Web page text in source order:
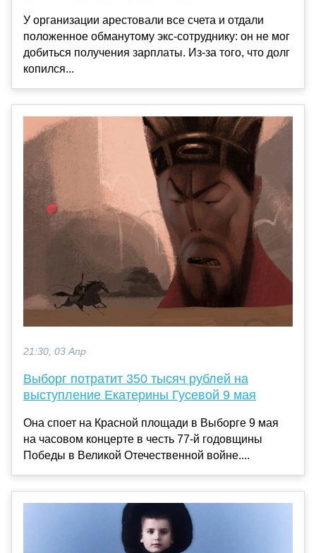
У организации арестовали все счета и отдали
положенное обманутому экс-сотруднику: он не мог
добиться получения зарплаты. Из-за того, что долг
копился...
21:30, 03 Апр
Выборг потратит 350 тысяч рублей на
выступление Екатерины Гусевой 9 мая
Она споет на Красной площади в Выборге 9 мая
на часовом концерте в честь 77-й годовщины
Победы в Великой Отечественной войне....